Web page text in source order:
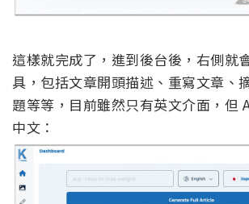
這樣就完成了，進到後台後，右側就
具，包括文章開頭描述、重寫文章、
題等等，目前雖然只有英文介面，但
中文：